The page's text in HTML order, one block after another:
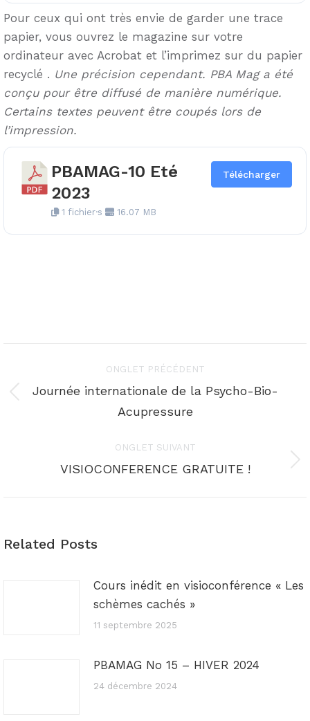
Pour ceux qui ont très envie de garder une trace
papier, vous ouvrez le magazine sur votre
ordinateur avec Acrobat et l’imprimez sur du papier
recyclé . Une précision cependant. PBA Mag a été
conçu pour être diffusé de manière numérique.
Certains textes peuvent être coupés lors de
l’impression.
PBAMAG-10 Eté
2023
1 fichier·s 16.07 MB
Télécharger
de
ONGLET PRÉCÉDENT
Onglet
précédent
Journée internationale de la Psycho-Bio-
Acupressure
ONGLET SUIVANT
Onglet
VISIOCONFERENCE GRATUITE !
Related Posts
Cours inédit en visioconférence « Les
schèmes cachés »
11 septembre 2025
PBAMAG No 15 – HIVER 2024
24 décembre 2024